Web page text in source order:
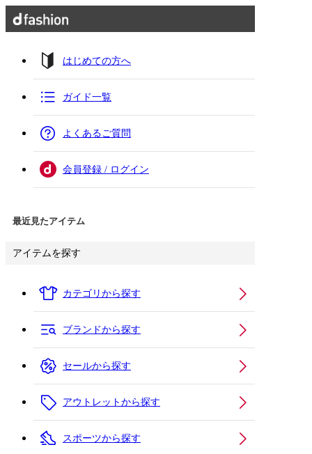
はじめての方へ
ガイド一覧
よくあるご質問
会員登録 / ログイン
最近見たアイテム
アイテムを探す
カテゴリから探す
ブランドから探す
セールから探す
アウトレットから探す
スポーツから探す